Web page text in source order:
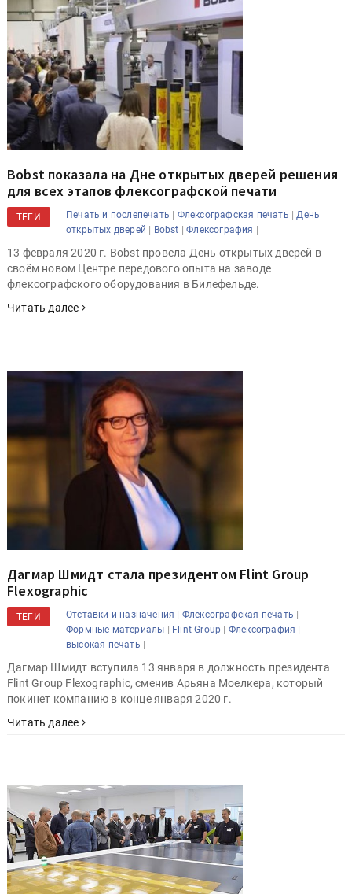
Bobst показала на Дне открытых дверей решения
для всех этапов флексографской печати
ТЕГИ Печать и послепечать | Флексографская печать |День
открытых дверей | Bobst |Флексография |
13 февраля 2020 г. Bobst провела День открытых дверей в
своём новом Центре передового опыта на заводе
флексографского оборудования в Билефельде.
Читать далее
Дагмар Шмидт стала президентом Flint Group
Flexographic
ТЕГИ Отставки и назначения | Флексографская печать |
Формные материалы | Flint Group | Флексография |
высокая печать |
Дагмар Шмидт вступила 13 января в должность президента
Flint Group Flexographic, сменив Арьяна Моелкера, который
покинет компанию в конце января 2020 г.
Читать далее